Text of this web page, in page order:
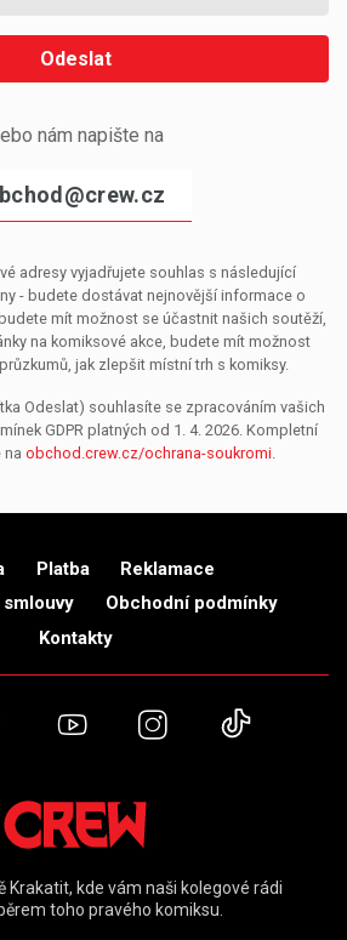
Odeslat
nám napište na
adresy vyjadřujete souhlas s následující
- budete dostávat nejnovější informace o
mít možnost se účastnit našich soutěží,
na komiksové akce, budete mít možnost
jak zlepšit místní trh s komiksy.
Odeslat) souhlasíte se zpracováním vašich
GDPR platných od 1. 4. 2026. Kompletní
na obchod.crew.cz/ochrana-soukromi.
Platba
Reklamace
Obchodní podmínky
Kontakty
stránky
FacebookYouTubeInstagram
Krakatit, kde vám naši kolegové rádi
toho pravého komiksu.